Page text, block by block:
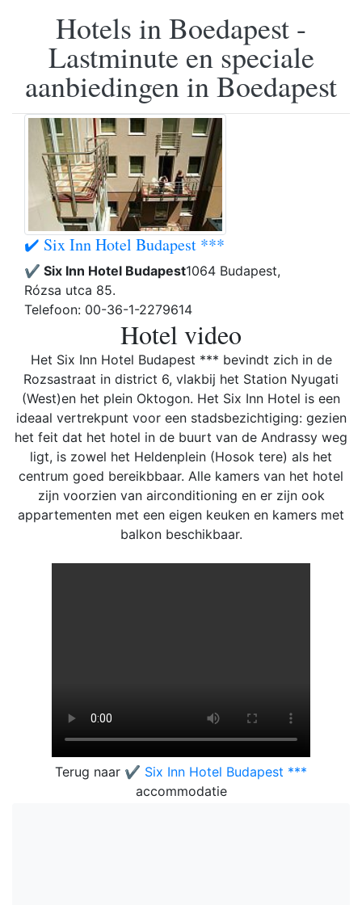
Hotels in Boedapest -
Lastminute en speciale
aanbiedingen in Boedapest
✔️ Six Inn Hotel Budapest ***
✔️ Six Inn Hotel Budapest1064 Budapest,
Rózsa utca 85.
Telefoon: 00-36-1-2279614
Hotel video
Het Six Inn Hotel Budapest *** bevindt zich in de
Rozsastraat in district 6, vlakbij het Station Nyugati
(West)en het plein Oktogon. Het Six Inn Hotel is een
ideaal vertrekpunt voor een stadsbezichtiging: gezien
het feit dat het hotel in de buurt van de Andrassy weg
ligt, is zowel het Heldenplein (Hosok tere) als het
centrum goed bereikbbaar. Alle kamers van het hotel
zijn voorzien van airconditioning en er zijn ook
appartementen met een eigen keuken en kamers met
balkon beschikbaar.
Terug naar ✔️ Six Inn Hotel Budapest ***
accommodatie